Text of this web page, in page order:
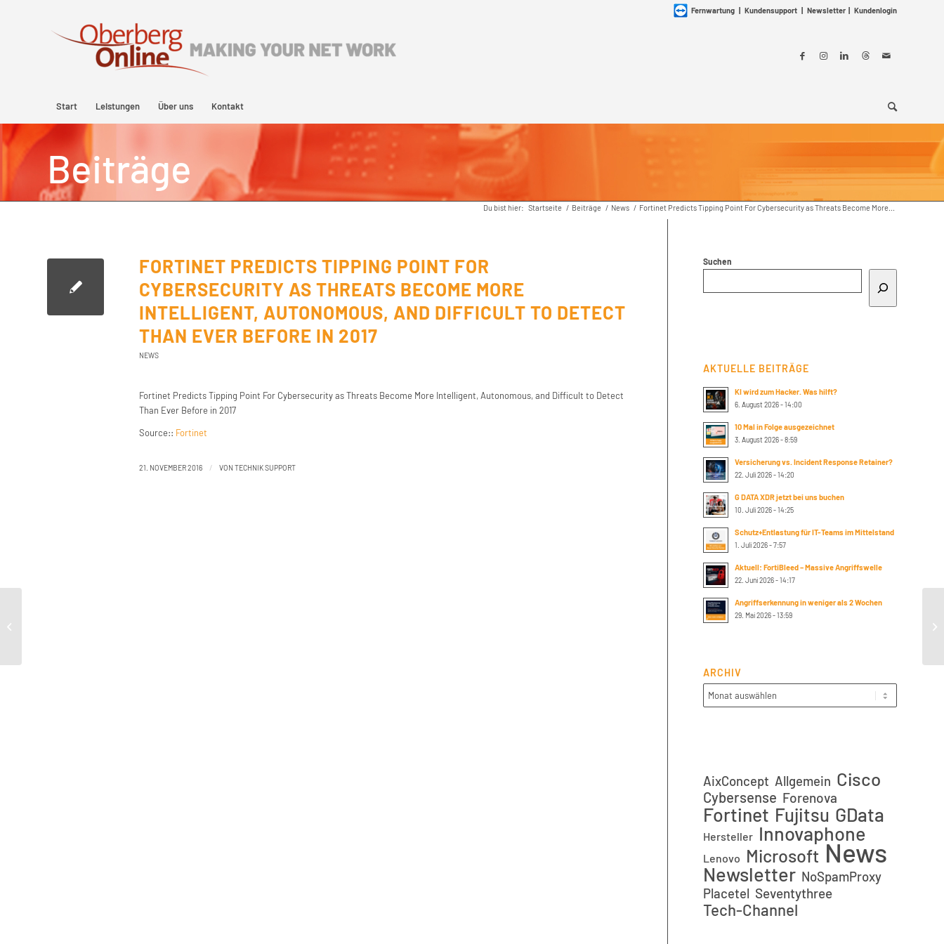
Fernwartung | Kundensupport | Newsletter | Kundenlogin
Start Leistungen Über uns Kontakt
Beiträge
Du bist hier: Startseite / Beiträge / News / Fortinet Predicts Tipping Point For Cybersecurity as Threats Become More...
FORTINET PREDICTS TIPPING POINT FOR
CYBERSECURITY AS THREATS BECOME MORE
INTELLIGENT, AUTONOMOUS, AND DIFFICULT TO DETECT
THAN EVER BEFORE IN 2017
NEWS
Fortinet Predicts Tipping Point For Cybersecurity as Threats Become More Intelligent, Autonomous, and Difficult to Detect
Than Ever Before in 2017
Source:: Fortinet
21. NOVEMBER 2016 / VON TECHNIK SUPPORT
Suchen
AKTUELLE BEITRÄGE
KI wird zum Hacker. Was hilft?
6. August 2026 - 14:00
10 Mal in Folge ausgezeichnet
3. August 2026 - 8:59
Versicherung vs. Incident Response Retainer?
22. Juli 2026 - 14:20
G DATA XDR jetzt bei uns buchen
10. Juli 2026 - 14:25
Schutz+Entlastung für IT-Teams im Mittelstand
1. Juli 2026 - 7:57
Aktuell: FortiBleed – Massive Angriffswelle
22. Juni 2026 - 14:17
Angriffserkennung in weniger als 2 Wochen
29. Mai 2026 - 13:59
ARCHIV
AixConcept Allgemein Cisco
Cybersense Forenova
Fortinet Fujitsu GData
Hersteller Innovaphone
Lenovo Microsoft News
Newsletter NoSpamProxy
Placetel Seventythree
Tech-Channel